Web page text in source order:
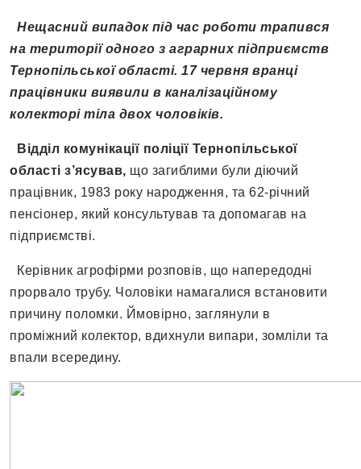
Нещасний випадок під час роботи трапився
на території одного з аграрних підприємств
Тернопільської області. 17 червня вранці
працівники виявили в каналізаційному
колекторі тіла двох чоловіків.
Відділ комунікації поліції Тернопільської
області з’ясував, що загиблими були діючий
працівник, 1983 року народження, та 62-річний
пенсіонер, який консультував та допомагав на
підприємстві.
Керівник агрофірми розповів, що напередодні
прорвало трубу. Чоловіки намагалися встановити
причину поломки. Ймовірно, заглянули в
проміжний колектор, вдихнули випари, зомліли та
впали всередину.